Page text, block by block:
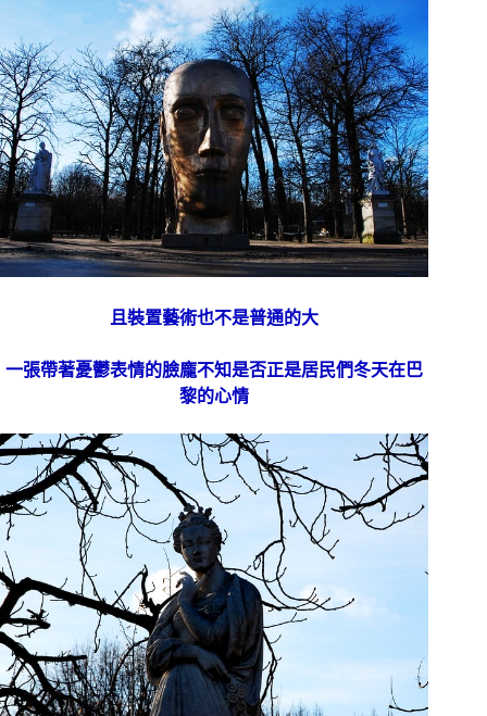
且裝置藝術也不是普通的大
一張帶著憂鬱表情的臉龐不知是否正是居民們冬天在巴
黎的心情